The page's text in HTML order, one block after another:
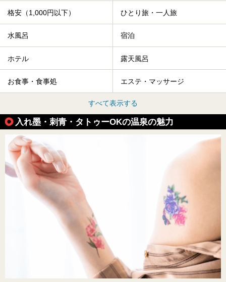
格安（1,000円以下） ひとり旅・一人旅
水風呂 宿泊
ホテル 露天風呂
お食事・食事処 エステ・マッサージ
すべて表示する
入れ墨・刺青・タトゥーOKの温泉の魅力